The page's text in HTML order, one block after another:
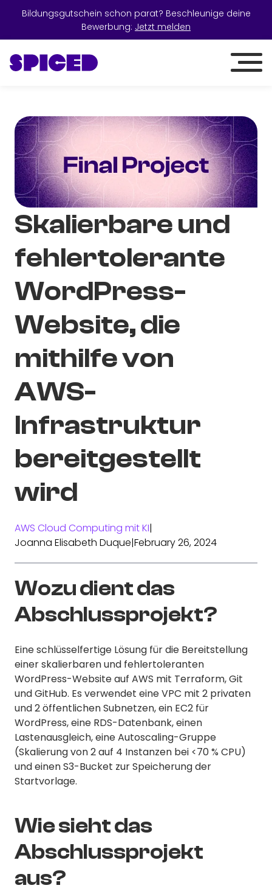
Bildungsgutschein schon parat? Beschleunige deine
Bewerbung: Jetzt melden
Skalierbare und
fehlertolerante
WordPress-
Website, die
mithilfe von
AWS-
Infrastruktur
bereitgestellt
wird
AWS Cloud Computing mit KI|
Joanna Elisabeth Duque|February 26, 2024
Wozu dient das
Abschlussprojekt?
Eine schlüsselfertige Lösung für die Bereitstellung
einer skalierbaren und fehlertoleranten
WordPress-Website auf AWS mit Terraform, Git
und GitHub. Es verwendet eine VPC mit 2 privaten
und 2 öffentlichen Subnetzen, ein EC2 für
WordPress, eine RDS-Datenbank, einen
Lastenausgleich, eine Autoscaling-Gruppe
(Skalierung von 2 auf 4 Instanzen bei <70 % CPU)
und einen S3-Bucket zur Speicherung der
Startvorlage.
Wie sieht das
Abschlussprojekt
aus?